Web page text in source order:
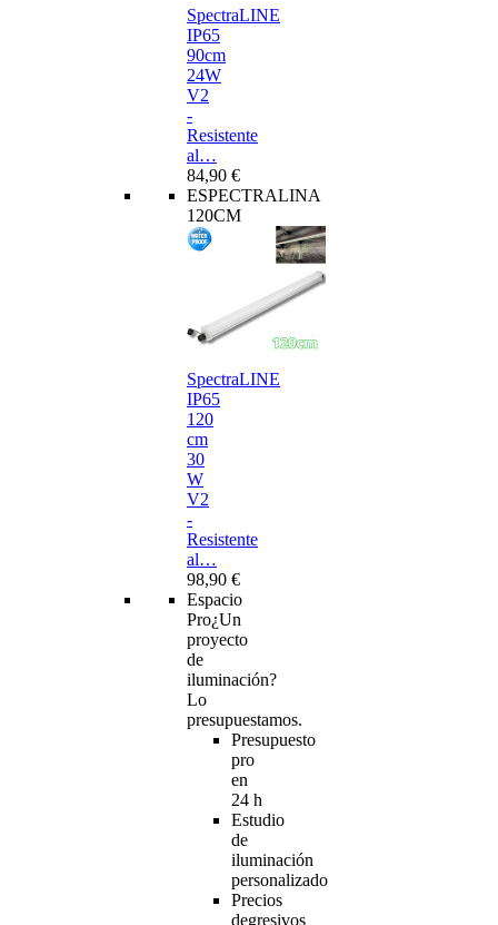
SpectraLINE
IP65
90cm
24W
V2
-
Resistente
al…
84,90 €
ESPECTRALINA
120CM
SpectraLINE
IP65
120
cm
30
W
V2
-
Resistente
al…
98,90 €
Espacio
Pro¿Un
proyecto
de
iluminación?
Lo
presupuestamos.
Presupuesto
pro
en
24 h
Estudio
de
iluminación
personalizado
Precios
degresivos